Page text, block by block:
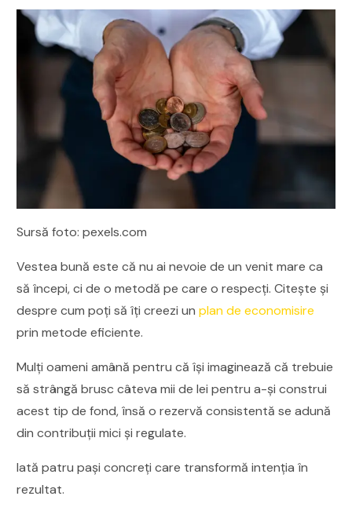
Sursă foto: pexels.com
Vestea bună este că nu ai nevoie de un venit mare ca
să începi, ci de o metodă pe care o respecți. Citește și
despre cum poți să îți creezi unplan de economisire
prin metode eficiente.
Mulți oameni amână pentru că își imaginează că trebuie
să strângă brusc câteva mii de lei pentru a-și construi
acest tip de fond, însă o rezervă consistentă se adună
din contribuții mici și regulate.
Iată patru pași concreți care transformă intenția în
rezultat.